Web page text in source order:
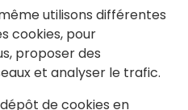
utilisons différentes
cookies, pour
proposer des
et analyser le trafic.
de cookies en
Vair-sur-Loire